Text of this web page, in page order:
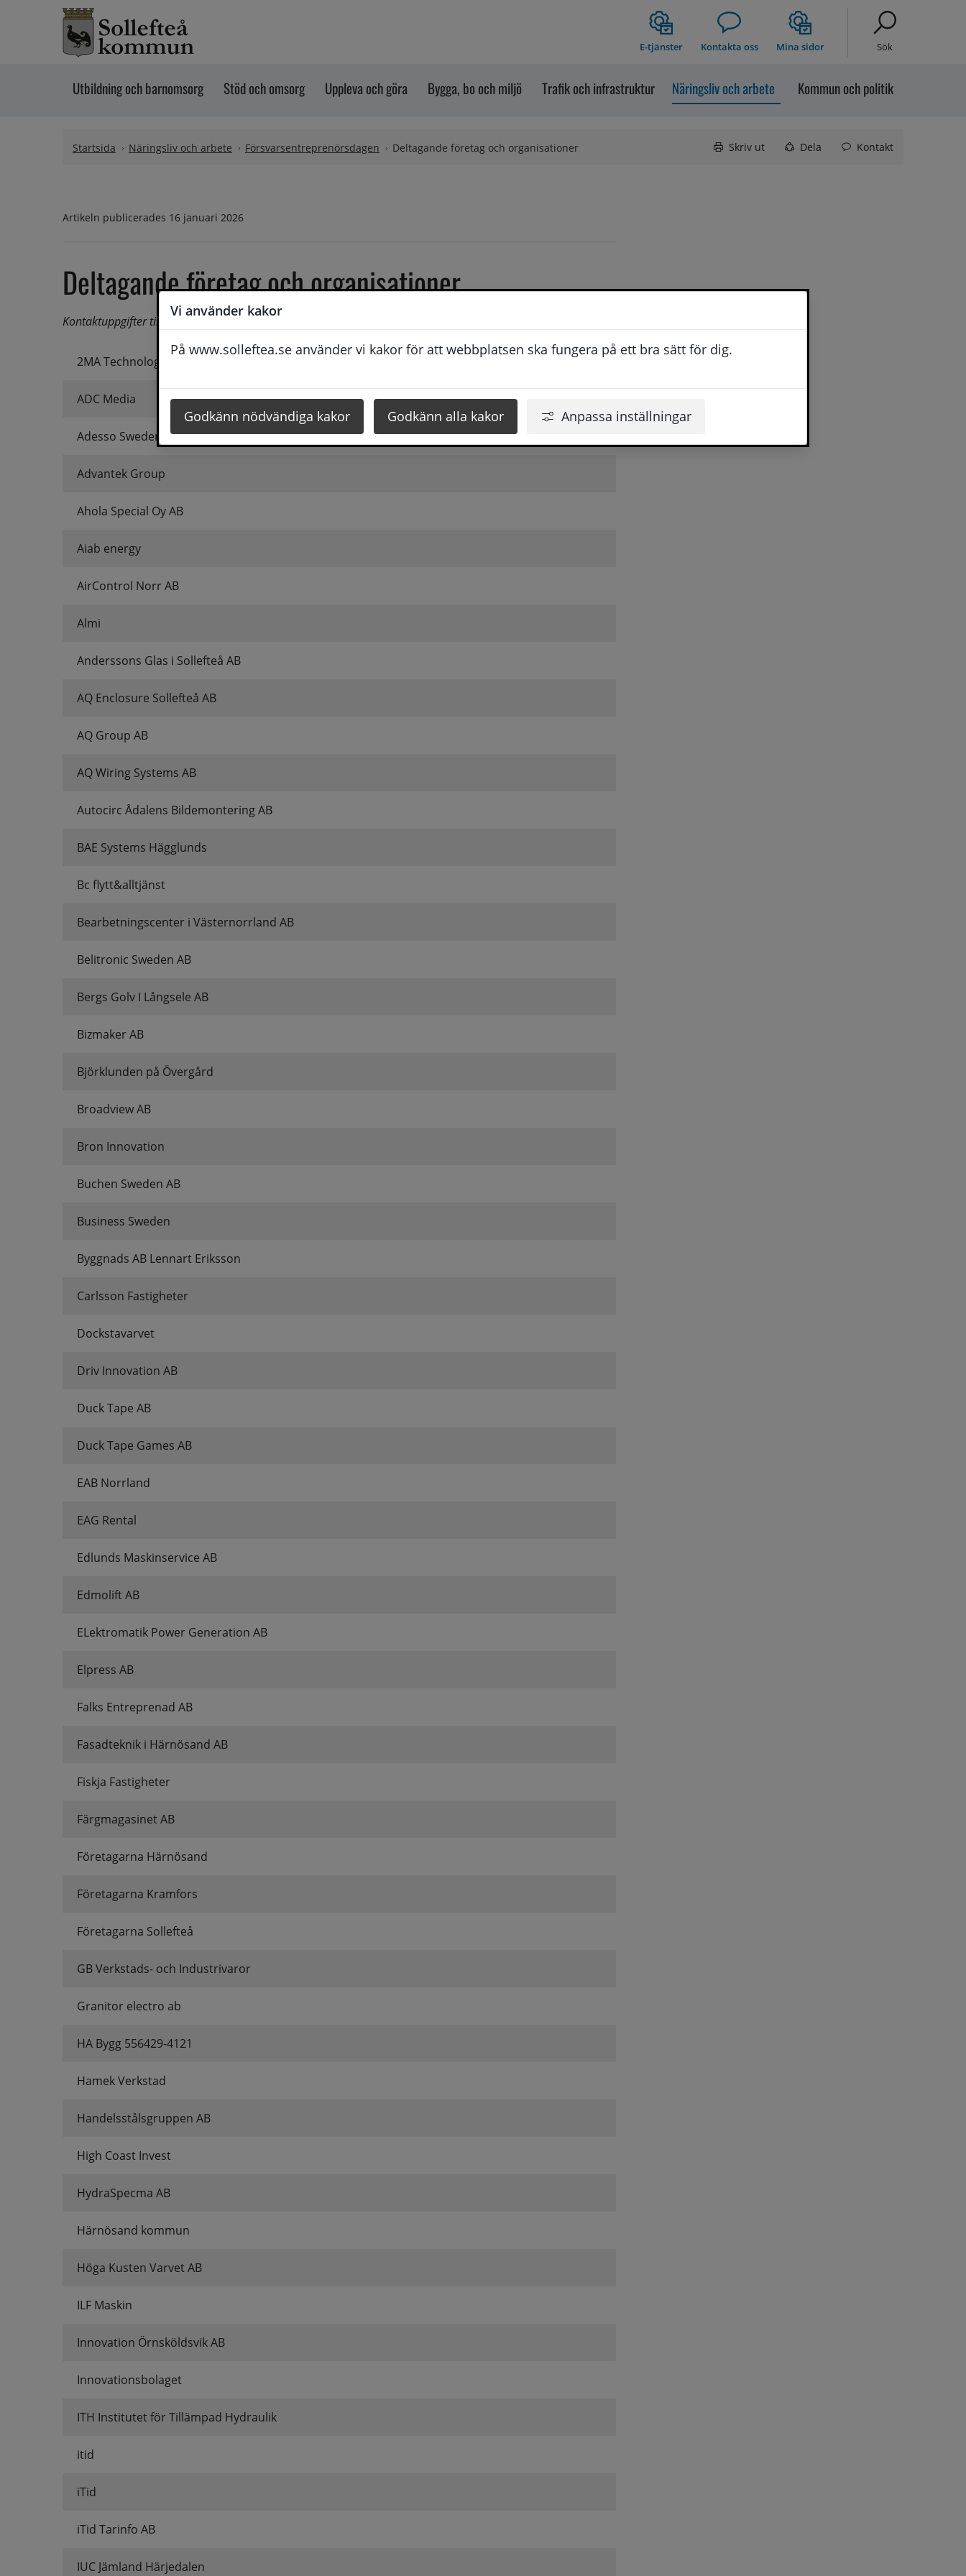
Vi använder kakor
På www.solleftea.se använder vi kakor för att webbplatsen ska fungera på ett bra sätt för dig.
Godkänn nödvändiga kakor Godkänn alla kakor Anpassa inställningar
Hoppa till innehåll
E-tjänster Kontakta oss Mina sidor Sök
Utbildning och barnomsorg Stöd och omsorg Uppleva och göra Bygga, bo och miljö Trafik och infrastruktur Näringsliv och arbete Kommun och politik
Startsida Näringsliv och arbete Försvarsentreprenörsdagen Deltagande företag och organisationer Skriv ut Dela Kontakt
Artikeln publicerades 16 januari 2026
Deltagande företag och organisationer
Kontaktuppgifter till samtliga presentatörer publiceras inom kort.
2MA Technology AB
ADC Media
Adesso Sweden
Advantek Group
Ahola Special Oy AB
Aiab energy
AirControl Norr AB
Almi
Anderssons Glas i Sollefteå AB
AQ Enclosure Sollefteå AB
AQ Group AB
AQ Wiring Systems AB
Autocirc Ådalens Bildemontering AB
BAE Systems Hägglunds
Bc flytt&alltjänst
Bearbetningscenter i Västernorrland AB
Belitronic Sweden AB
Bergs Golv I Långsele AB
Bizmaker AB
Björklunden på Övergård
Broadview AB
Bron Innovation
Buchen Sweden AB
Business Sweden
Byggnads AB Lennart Eriksson
Carlsson Fastigheter
Dockstavarvet
Driv Innovation AB
Duck Tape AB
Duck Tape Games AB
EAB Norrland
EAG Rental
Edlunds Maskinservice AB
Edmolift AB
ELektromatik Power Generation AB
Elpress AB
Falks Entreprenad AB
Fasadteknik i Härnösand AB
Fiskja Fastigheter
Färgmagasinet AB
Företagarna Härnösand
Företagarna Kramfors
Företagarna Sollefteå
GB Verkstads- och Industrivaror
Granitor electro ab
HA Bygg 556429-4121
Hamek Verkstad
Handelsstålsgruppen AB
High Coast Invest
HydraSpecma AB
Härnösand kommun
Höga Kusten Varvet AB
ILF Maskin
Innovation Örnsköldsvik AB
Innovationsbolaget
ITH Institutet för Tillämpad Hydraulik
itid
iTid
iTid Tarinfo AB
IUC Jämland Härjedalen